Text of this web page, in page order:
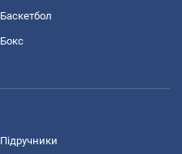
Баскетбол
Бокс
Підручники